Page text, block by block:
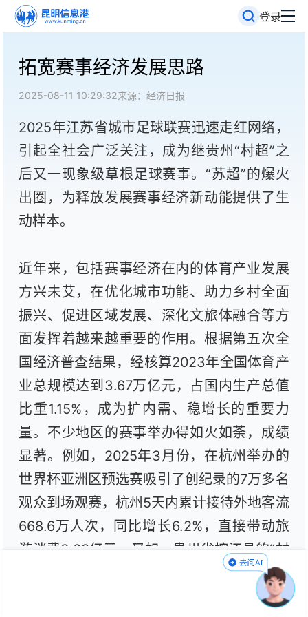
登录
拓宽赛事经济发展思路
2025-08-11 10:29:32来源：经济日报
2025年江苏省城市足球联赛迅速走红网络，
引起全社会广泛关注，成为继贵州“村超”之
后又一现象级草根足球赛事。“苏超”的爆火
出圈，为释放发展赛事经济新动能提供了生
动样本。
近年来，包括赛事经济在内的体育产业发展
方兴未艾，在优化城市功能、助力乡村全面
振兴、促进区域发展、深化文旅体融合等方
面发挥着越来越重要的作用。根据第五次全
国经济普查结果，经核算2023年全国体育产
业总规模达到3.67万亿元，占国内生产总值
比重1.15%，成为扩内需、稳增长的重要力
量。不少地区的赛事举办得如火如荼，成绩
显著。例如，2025年3月份，在杭州举办的
世界杯亚洲区预选赛吸引了创纪录的7万多名
观众到场观赛，杭州5天内累计接待外地客流
668.6万人次，同比增长6.2%，直接带动旅
游消费3.08亿元。又如，贵州省榕江县的“村
超”开赛两年即获得海内外近1000亿人次的浏
览量，成为推动榕江县域文化和经济发展的